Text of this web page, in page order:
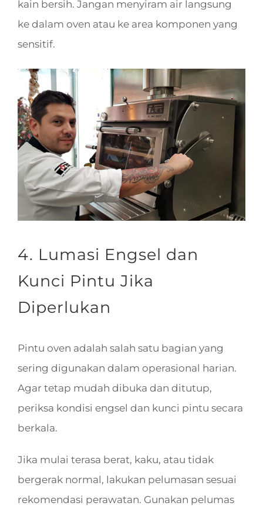
kain bersih. Jangan menyiram air langsung
ke dalam oven atau ke area komponen yang
sensitif.
4. Lumasi Engsel dan
Kunci Pintu Jika
Diperlukan
Pintu oven adalah salah satu bagian yang
sering digunakan dalam operasional harian.
Agar tetap mudah dibuka dan ditutup,
periksa kondisi engsel dan kunci pintu secara
berkala.
Jika mulai terasa berat, kaku, atau tidak
bergerak normal, lakukan pelumasan sesuai
rekomendasi perawatan. Gunakan pelumas